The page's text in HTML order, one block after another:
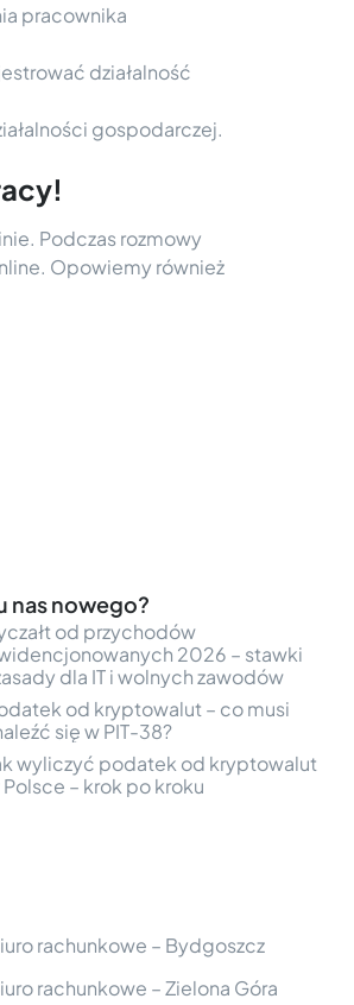
pracownika
działalność
gospodarczej.
Podczas rozmowy
Opowiemy również
nas nowego?
od przychodów
2026 – stawki
dla IT i wolnych zawodów
od kryptowalut – co musi
się w PIT-38?
wyliczyć podatek od kryptowalut
– krok po kroku
rachunkowe – Bydgoszcz
rachunkowe – Zielona Góra